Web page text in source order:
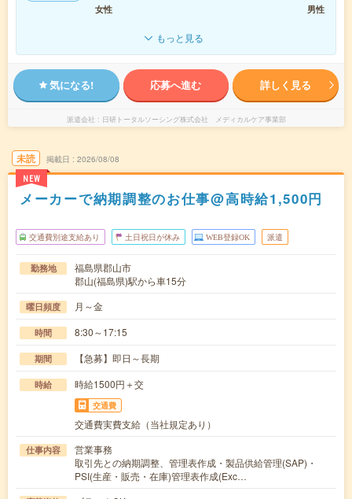
女性
男性
もっと見る
気になる! 応募へ進む 詳しく見る
派遣会社 日研トータルソーシング株式会社 メディカルケア事業部
未読
NEW
掲載日 2026/08/08
メーカーで納期調整のお仕事@高時給1,500円
交通費別途支給あり 土日祝日が休み WEB登録OK 派遣
勤務地
福島県郡山市
郡山(福島県)駅から車15分
曜日頻度 月～金
時間 8:30～17:15
期間 【急募】即日～長期
時給 時給1500円＋交
交通費
交通費実費支給（当社規定あり）
仕事内容
営業事務
取引先との納期調整、管理表作成・製品供給管理(SAP)・
PSI(生産・販売・在庫)管理表作成(Exc…